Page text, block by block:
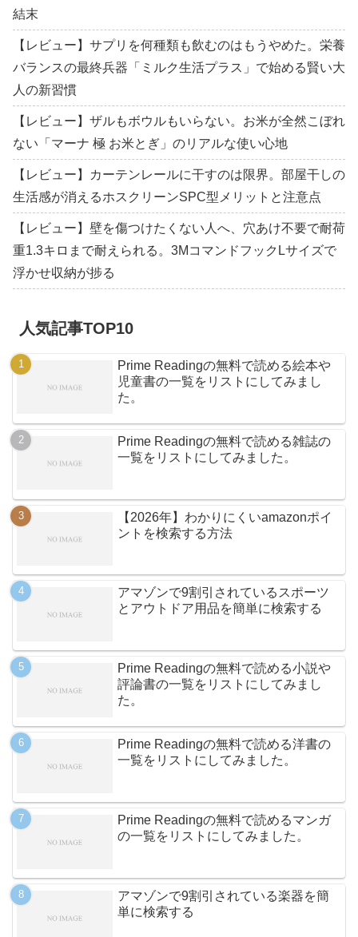
結末
【レビュー】サプリを何種類も飲むのはもうやめた。栄養
バランスの最終兵器「ミルク生活プラス」で始める賢い大
人の新習慣
【レビュー】ザルもボウルもいらない。お米が全然こぼれ
ない「マーナ 極 お米とぎ」のリアルな使い心地
【レビュー】カーテンレールに干すのは限界。部屋干しの
生活感が消えるホスクリーンSPC型メリットと注意点
【レビュー】壁を傷つけたくない人へ、穴あけ不要で耐荷
重1.3キロまで耐えられる。3MコマンドフックLサイズで
浮かせ収納が捗る
人気記事TOP10
Prime Readingの無料で読める絵本や
児童書の一覧をリストにしてみまし
た。
Prime Readingの無料で読める雑誌の
一覧をリストにしてみました。
【2026年】わかりにくいamazonポイ
ントを検索する方法
アマゾンで9割引されているスポーツ
とアウトドア用品を簡単に検索する
Prime Readingの無料で読める小説や
評論書の一覧をリストにしてみまし
た。
Prime Readingの無料で読める洋書の
一覧をリストにしてみました。
Prime Readingの無料で読めるマンガ
の一覧をリストにしてみました。
アマゾンで9割引されている楽器を簡
単に検索する